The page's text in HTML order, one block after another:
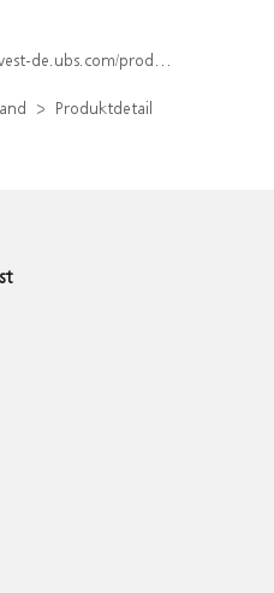
produkt/detail/index/isin/DE000WA8Q3C2
Produktdetail